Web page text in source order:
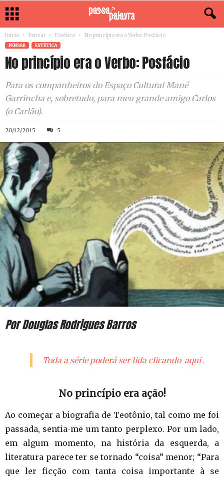
Início Pensar Estética No princípio era o Verbo: Posfácio
PENSAR ESTÉTICA
No princípio era o Verbo: Posfácio
Para os companheiros do Espaço Cultural Mané
Garrincha e, sobretudo, para meu grande amigo Carlos
(o Carlão).
20/12/2015 5
Por Douglas Rodrigues Barros
Toda a série poderá ser lida clicando aqui .
No princípio era ação!
Ao começar a biografia de Teotônio, tal como me foi
passada, sentia-me um tanto perplexo. Por um lado,
em algum momento, na história da esquerda, a
literatura parece ter se tornado “coisa” menor; “Para
que ler ficção com tanta coisa importante à se